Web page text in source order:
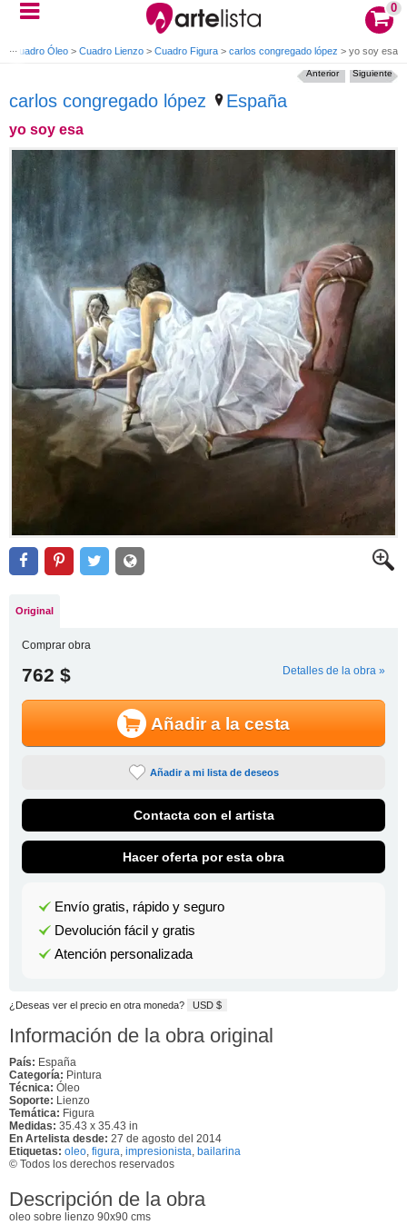
0
Cuadro Óleo > Cuadro Lienzo > Cuadro Figura > carlos congregado lópez > yo soy esa
carlos congregado lópez España
yo soy esa
Siguiente
Anterior
Original
Comprar obra
762 $ Detalles de la obra »
Añadir a la cesta
Añadir a mi lista de deseos
Contacta con el artista
Hacer oferta por esta obra
Envío gratis, rápido y seguro
Devolución fácil y gratis
Atención personalizada
¿Deseas ver el precio en otra moneda? USD $
Información de la obra original
País: España
Categoría: Pintura
Técnica: Óleo
Soporte: Lienzo
Temática: Figura
Medidas: 35.43 x 35.43 in
En Artelista desde: 27 de agosto del 2014
Etiquetas: oleo, figura, impresionista, bailarina
© Todos los derechos reservados
Descripción de la obra
oleo sobre lienzo 90x90 cms